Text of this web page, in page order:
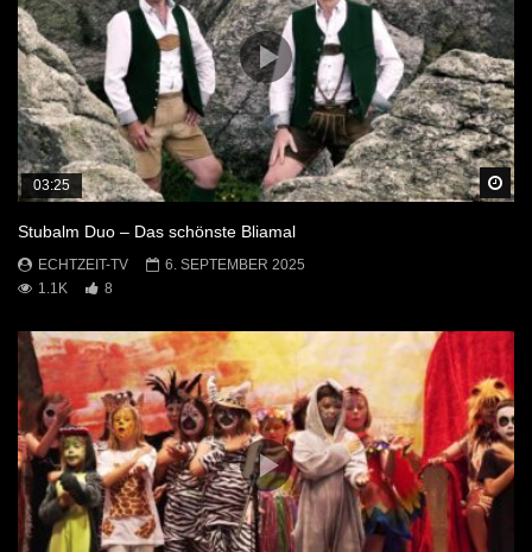
03:25
Stubalm Duo – Das schönste Bliamal
ECHTZEIT-TV
6. SEPTEMBER 2025
1.1K
8